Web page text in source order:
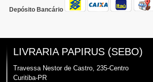
Depósito Bancário
LIVRARIA PAPIRUS (SEBO)
Travessa Nestor de Castro, 235-Centro
Curitiba-PR